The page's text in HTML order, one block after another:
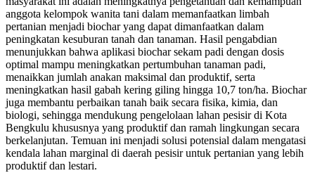
anggota kelompok wanita tani dalam memanfaatkan limbah
pertanian menjadi biochar yang dapat dimanfaatkan dalam
peningkatan kesuburan tanah dan tanaman. Hasil pengabdian
menunjukkan bahwa aplikasi biochar sekam padi dengan dosis
optimal mampu meningkatkan pertumbuhan tanaman padi,
menaikkan jumlah anakan maksimal dan produktif, serta
meningkatkan hasil gabah kering giling hingga 10,7 ton/ha. Biochar
juga membantu perbaikan tanah baik secara fisika, kimia, dan
biologi, sehingga mendukung pengelolaan lahan pesisir di Kota
Bengkulu khususnya yang produktif dan ramah lingkungan secara
berkelanjutan. Temuan ini menjadi solusi potensial dalam mengatasi
kendala lahan marginal di daerah pesisir untuk pertanian yang lebih
produktif dan lestari.